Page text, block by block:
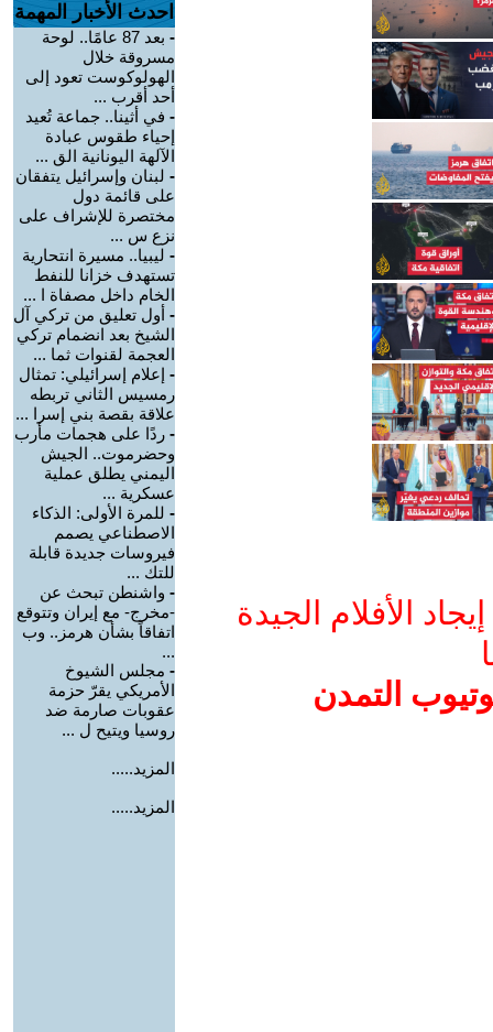
الأفلام الجيدة
التمدن
احدث الأخبار المهمة
-
بعد 87 عامًا.. لوحة
مسروقة خلال
الهولوكوست تعود إلى
أحد أقرب ...
- في أثينا.. جماعة تُعيد
إحياء طقوس عبادة
الآلهة اليونانية الق ...
- لبنان وإسرائيل يتفقان
على قائمة دول
مختصرة للإشراف على
نزع س ...
- ليبيا.. مسيرة انتحارية
تستهدف خزانا للنفط
الخام داخل مصفاة ا ...
- أول تعليق من تركي آل
الشيخ بعد انضمام تركي
العجمة لقنوات ثما ...
- إعلام إسرائيلي: تمثال
رمسيس الثاني تربطه
علاقة بقصة بني إسرا ...
- ردًا على هجمات مأرب
وحضرموت.. الجيش
اليمني يطلق عملية
عسكرية ...
- للمرة الأولى: الذكاء
الاصطناعي يصمم
فيروسات جديدة قابلة
للتك ...
- واشنطن تبحث عن
-مخرج- مع إيران وتتوقع
اتفاقاً بشأن هرمز.. وب
...
- مجلس الشيوخ
الأمريكي يقرّ حزمة
عقوبات صارمة ضد
روسيا ويتيح ل ...
المزيد.....
المزيد.....